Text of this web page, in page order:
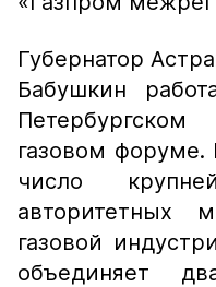
Губернатор
Бабушкин
газовом
число
авторитетных
газовой
объединяет